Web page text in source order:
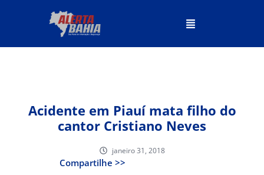
Acidente em Piauí mata filho do
cantor Cristiano Neves
janeiro 31, 2018
Compartilhe >>